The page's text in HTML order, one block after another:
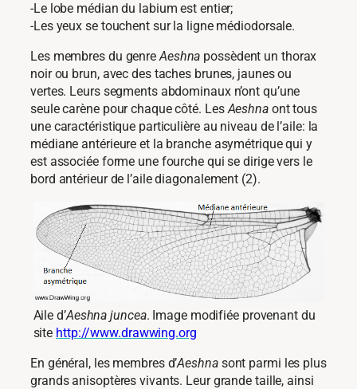
-Le lobe médian du labium est entier;
-Les yeux se touchent sur la ligne médiodorsale.
Les membres du genreAeshna possèdent un thorax
noir ou brun, avec des taches brunes, jaunes ou
vertes. Leurs segments abdominaux n’ont qu’une
seule carène pour chaque côté. LesAeshnaont tous
une caractéristique particulière au niveau de l’aile: la
médiane antérieure et la branche asymétrique qui y
est associée forme une fourche qui se dirige vers le
bord antérieur de l’aile diagonalement (2).
Aile d’Aeshna juncea. Image modifiée provenant du
site http://www.drawwing.org
En général, les membres d’Aeshnasont parmi les plus
grands anisoptères vivants. Leur grande taille, ainsi